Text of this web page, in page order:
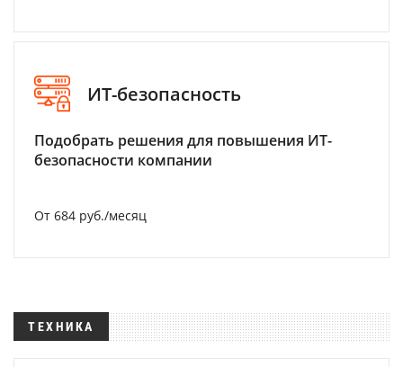
ИТ-безопасность
Подобрать решения для повышения ИТ-
безопасности компании
От 684 руб./месяц
ТЕХНИКА